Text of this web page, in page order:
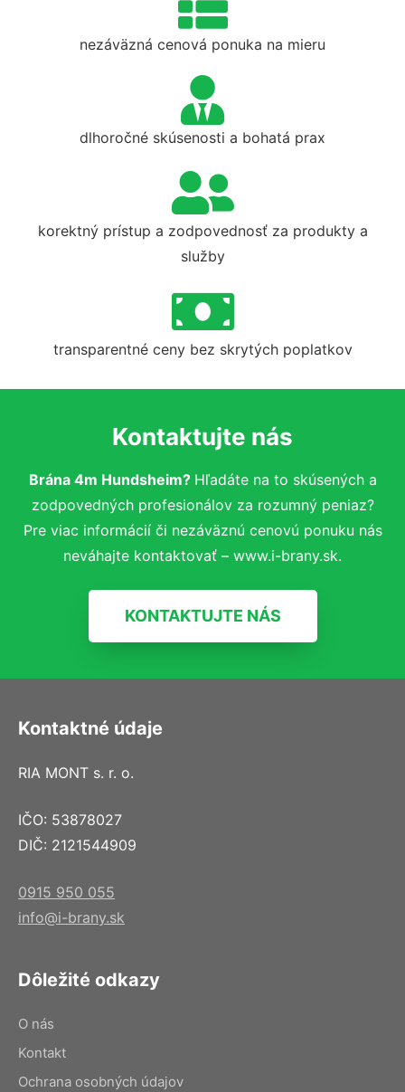
nezáväzná cenová ponuka na mieru
dlhoročné skúsenosti a bohatá prax
korektný prístup a zodpovednosť za produkty a
služby
transparentné ceny bez skrytých poplatkov
Kontaktujte nás
Brána 4m Hundsheim? Hľadáte na to skúsených a
zodpovedných profesionálov za rozumný peniaz?
Pre viac informácií či nezáväznú cenovú ponuku nás
neváhajte kontaktovať – www.i-brany.sk.
KONTAKTUJTE NÁS
Kontaktné údaje
RIA MONT s. r. o.
IČO: 53878027
DIČ: 2121544909
0915 950 055
info@i-brany.sk
Dôležité odkazy
O nás
Kontakt
Ochrana osobných údajov